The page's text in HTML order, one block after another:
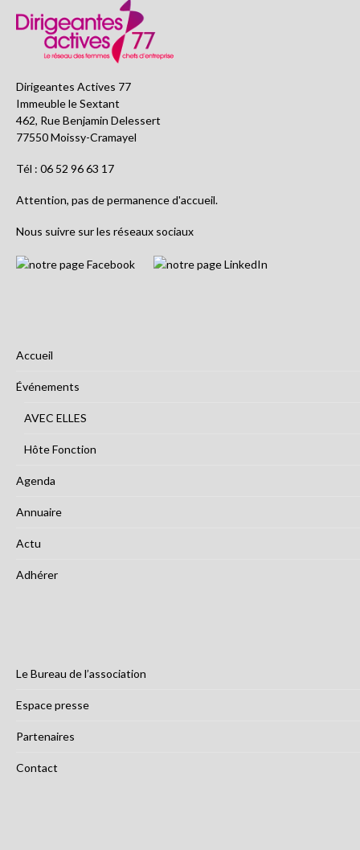
Dirigeantes Actives 77
Immeuble le Sextant
462, Rue Benjamin Delessert
77550 Moissy-Cramayel
Tél : 06 52 96 63 17
Attention, pas de permanence d'accueil.
Nous suivre sur les réseaux sociaux
Accueil
Événements
AVEC ELLES
Hôte Fonction
Agenda
Annuaire
Actu
Adhérer
Le Bureau de l’association
Espace presse
Partenaires
Contact